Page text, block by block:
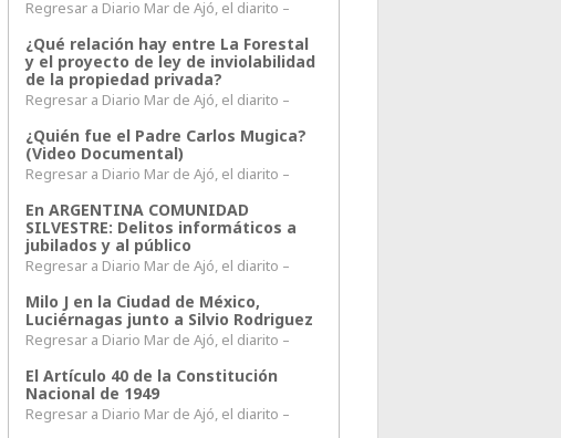
Regresar a Diario Mar de Ajó, el diarito –
¿Qué relación hay entre La Forestal
y el proyecto de ley de inviolabilidad
de la propiedad privada?
Regresar a Diario Mar de Ajó, el diarito –
¿Quién fue el Padre Carlos Mugica?
(Video Documental)
Regresar a Diario Mar de Ajó, el diarito –
En ARGENTINA COMUNIDAD
SILVESTRE: Delitos informáticos a
jubilados y al público
Regresar a Diario Mar de Ajó, el diarito –
Milo J en la Ciudad de México,
Luciérnagas junto a Silvio Rodriguez
Regresar a Diario Mar de Ajó, el diarito –
El Artículo 40 de la Constitución
Nacional de 1949
Regresar a Diario Mar de Ajó, el diarito –